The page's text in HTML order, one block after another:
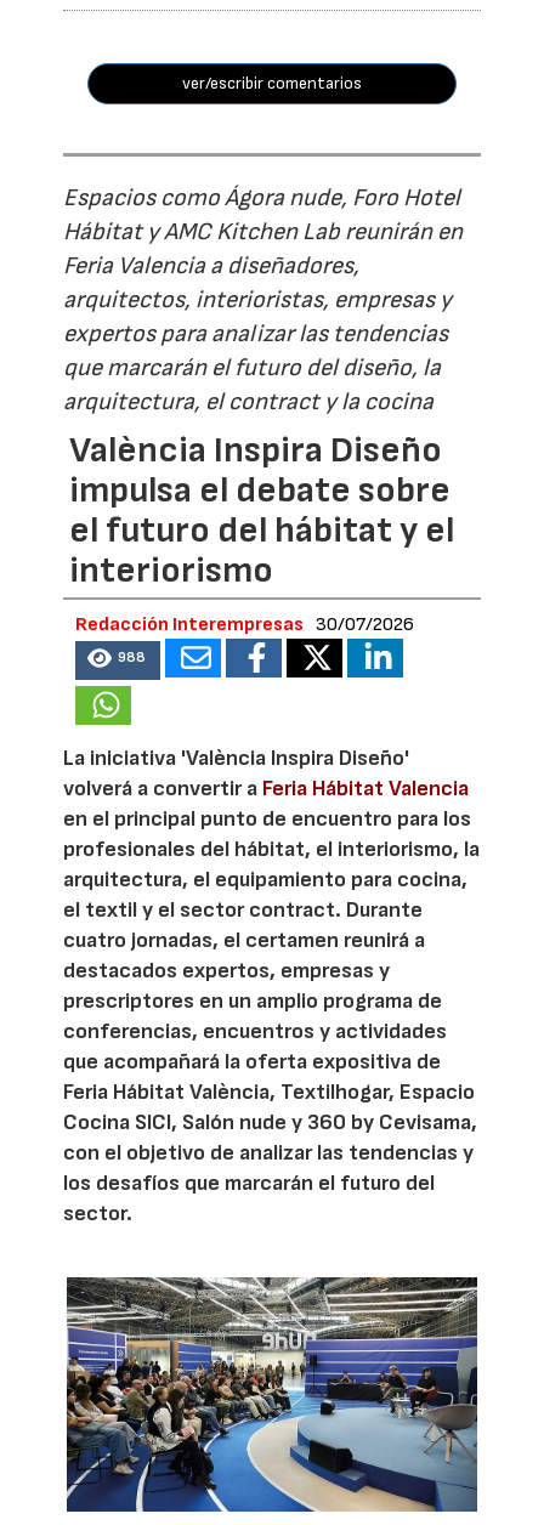
ver/escribir comentarios
Espacios como Ágora nude, Foro Hotel
Hábitat y AMC Kitchen Lab reunirán en
Feria Valencia a diseñadores,
arquitectos, interioristas, empresas y
expertos para analizar las tendencias
que marcarán el futuro del diseño, la
arquitectura, el contract y la cocina
València Inspira Diseño
impulsa el debate sobre
el futuro del hábitat y el
interiorismo
Redacción Interempresas 30/07/2026
988
La iniciativa 'València Inspira Diseño'
volverá a convertir a Feria Hábitat Valencia
en el principal punto de encuentro para los
profesionales del hábitat, el interiorismo, la
arquitectura, el equipamiento para cocina,
el textil y el sector contract. Durante
cuatro jornadas, el certamen reunirá a
destacados expertos, empresas y
prescriptores en un amplio programa de
conferencias, encuentros y actividades
que acompañará la oferta expositiva de
Feria Hábitat València, Textilhogar, Espacio
Cocina SICI, Salón nude y 360 by Cevisama,
con el objetivo de analizar las tendencias y
los desafíos que marcarán el futuro del
sector.